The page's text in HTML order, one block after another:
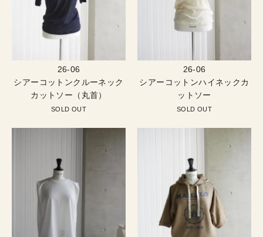
26-06
シアーコットンクルーネック
カットソー（丸首）
SOLD OUT
26-06
シアーコットンハイネックカ
ットソー
SOLD OUT